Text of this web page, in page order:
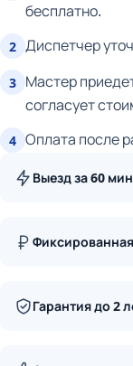
бесплатно.
2 Диспетчер
3 Мастер
согласует
4 Оплата после
Выезд за 60
Гарантия до 2